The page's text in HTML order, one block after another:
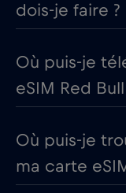
dois-je faire ?
Où puis-je
eSIM Red Bull
Où puis-je
ma carte